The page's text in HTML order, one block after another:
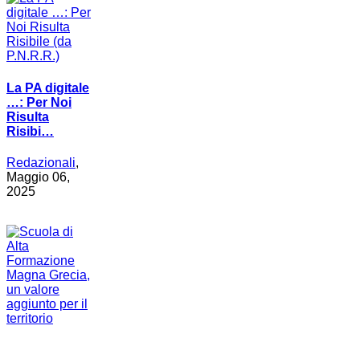
La PA digitale
…: Per Noi
Risulta
Risibi…
Redazionali,
Maggio 06,
2025